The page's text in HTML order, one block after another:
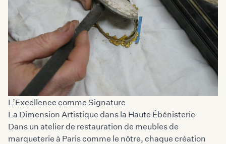
L’Excellence comme Signature
La Dimension Artistique dans la Haute Ébénisterie
Dans un atelier de restauration de meubles de
marqueterie à Paris comme le nôtre, chaque création